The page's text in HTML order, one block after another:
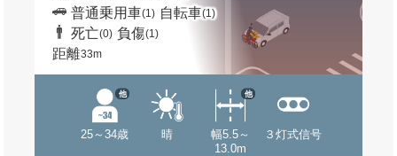
普通乗用車(1) 自転車(1)
死亡(0) 負傷(1)
距離33m
25～34歳
他
晴
幅5.5～
13.0m
他
３灯式信号